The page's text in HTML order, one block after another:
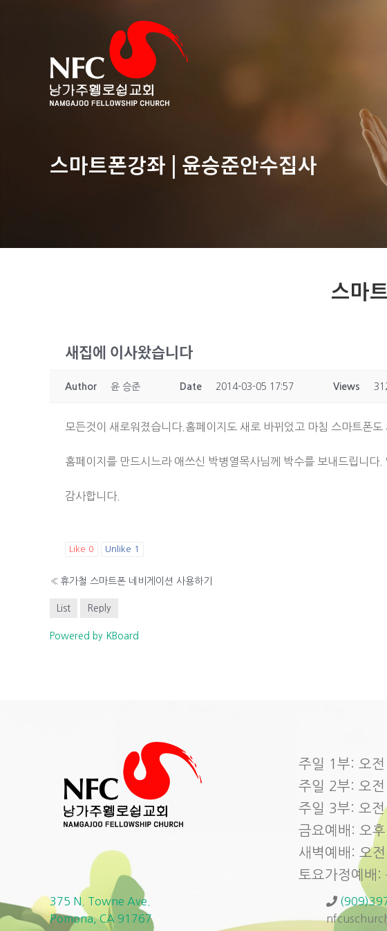
스마트폰강좌 | 윤승준안수집사
스마
새집에 이사왔습니다
Author 윤 승준 Date 2014-03-05 17:57 Views
모든것이 새로워졌습니다.홈페이지도 새로 바뀌었고 마침 스마트폰도
홈페이지를 만드시느라 애쓰신 박병열목사님께 박수를 보내드립니다
감사합니다.
Like 0 Unlike 1
« 휴가철 스마트폰 네비게이션 사용하기
List Reply
Powered by KBoard
주일 1부: 오
주일 2부: 오
주일 3부: 오
금요예배: 오후
새벽예배: 오
토요가정예배:
375 N. Towne Ave.
Pomona, CA 91767